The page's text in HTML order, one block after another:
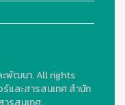
พัฒนา. All rights
และสารสนเทศ สำนัก